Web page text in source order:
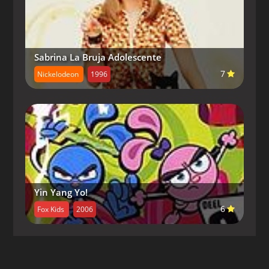
Capitulo 10-Gasparin y sus Amigos 10
Capitulo 11-Gasparin y sus Amigos 11
Capitulo 12-Gasparin y sus Amigos 12
Capitulo 13-Gasparin y sus Amigos 13
Capitulo 14-Gasparin y sus Amigos 14
Capitulo 15-Gasparin y sus Amigos 15
Capitulo 16-Gasparin y sus Amigos 16
Capitulo 17-Gasparin y sus Amigos 17
Capitulo 18-Gasparin y sus Amigos 18
Sabrina La Bruja Adolescente
Nickelodeon 1996 7
Yin Yang Yo!
Fox Kids 2006 6